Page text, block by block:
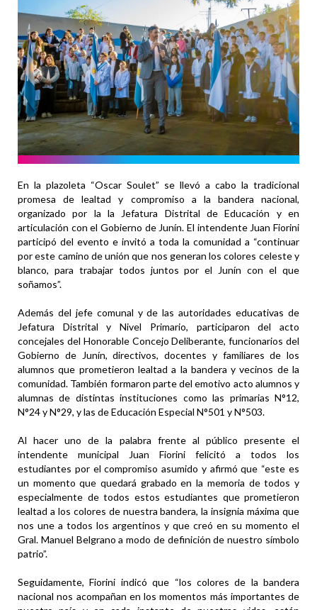
En la plazoleta “Oscar Soulet” se llevó a cabo la tradicional
promesa de lealtad y compromiso a la bandera nacional,
organizado por la la Jefatura Distrital de Educación y en
articulación con el Gobierno de Junín. El intendente Juan Fiorini
participó del evento e invitó a toda la comunidad a “continuar
por este camino de unión que nos generan los colores celeste y
blanco, para trabajar todos juntos por el Junín con el que
soñamos”.
Además del jefe comunal y de las autoridades educativas de
Jefatura Distrital y Nivel Primario, participaron del acto
concejales del Honorable Concejo Deliberante, funcionarios del
Gobierno de Junín, directivos, docentes y familiares de los
alumnos que prometieron lealtad a la bandera y vecinos de la
comunidad. También formaron parte del emotivo acto alumnos y
alumnas de distintas instituciones como las primarias N°12,
N°24 y N°29, y las de Educación Especial N°501 y N°503.
Al hacer uno de la palabra frente al público presente el
intendente municipal Juan Fiorini felicitó a todos los
estudiantes por el compromiso asumido y afirmó que “este es
un momento que quedará grabado en la memoria de todos y
especialmente de todos estos estudiantes que prometieron
lealtad a los colores de nuestra bandera, la insignia máxima que
nos une a todos los argentinos y que creó en su momento el
Gral. Manuel Belgrano a modo de definición de nuestro símbolo
patrio”.
Seguidamente, Fiorini indicó que “los colores de la bandera
nacional nos acompañan en los momentos más importantes de